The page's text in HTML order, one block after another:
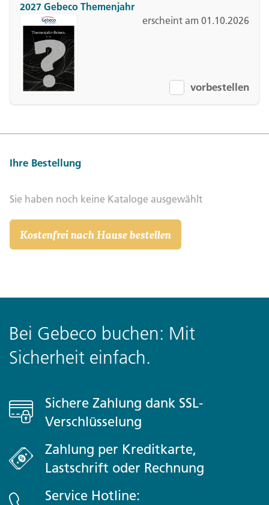
2027 Gebeco Themenjahr
erscheint am 01.10.2026
vorbestellen
Ihre Bestellung
Sie haben noch keine Kataloge ausgewählt
Kostenfrei nach Hause bestellen
Bei Gebeco buchen: Mit
Sicherheit einfach.
Sichere Zahlung dank SSL-
Verschlüsselung
Zahlung per Kreditkarte,
Lastschrift oder Rechnung
Service Hotline: